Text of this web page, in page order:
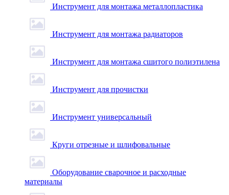
Инструмент для монтажа металлопластика
Инструмент для монтажа радиаторов
Инструмент для монтажа сшитого полиэтилена
Инструмент для прочистки
Инструмент универсальный
Круги отрезные и шлифовальные
Оборудование сварочное и расходные
материалы